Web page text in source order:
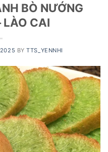
BÒ NƯỚNG
LÀO CAI
BYTTS_YENNHI